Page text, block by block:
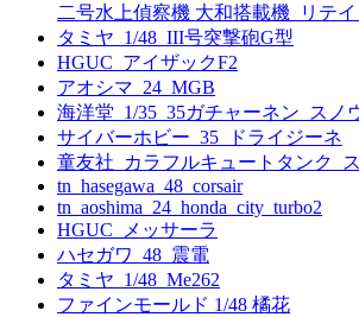
二号水上偵察機 大和搭載機_リテイ
タミヤ_1/48_III号突撃砲G型
HGUC_アイザックF2
アオシマ_24_MGB
海洋堂_1/35_35ガチャーネン_スノ
サイバーホビー_35_ドライジーネ
童友社_カラフルキュートタンク_
tn_hasegawa_48_corsair
tn_aoshima_24_honda_city_turbo2
HGUC_メッサーラ
ハセガワ_48_震電
タミヤ_1/48_Me262
ファインモールド 1/48 橘花